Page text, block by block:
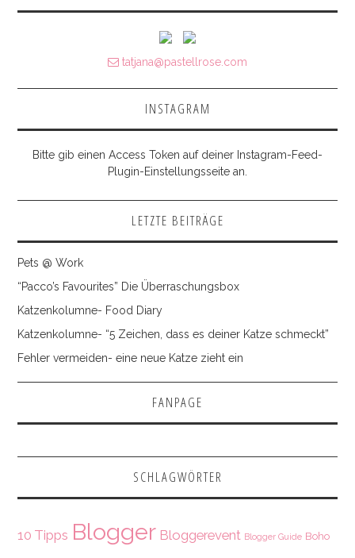
tatjana@pastellrose.com
INSTAGRAM
Bitte gib einen Access Token auf deiner Instagram-Feed-
Plugin-Einstellungsseite an.
LETZTE BEITRÄGE
Pets @ Work
“Pacco’s Favourites” Die Überraschungsbox
Katzenkolumne- Food Diary
Katzenkolumne- “5 Zeichen, dass es deiner Katze schmeckt”
Fehler vermeiden- eine neue Katze zieht ein
FANPAGE
SCHLAGWÖRTER
10 Tipps Blogger Bloggerevent Blogger Guide Boho